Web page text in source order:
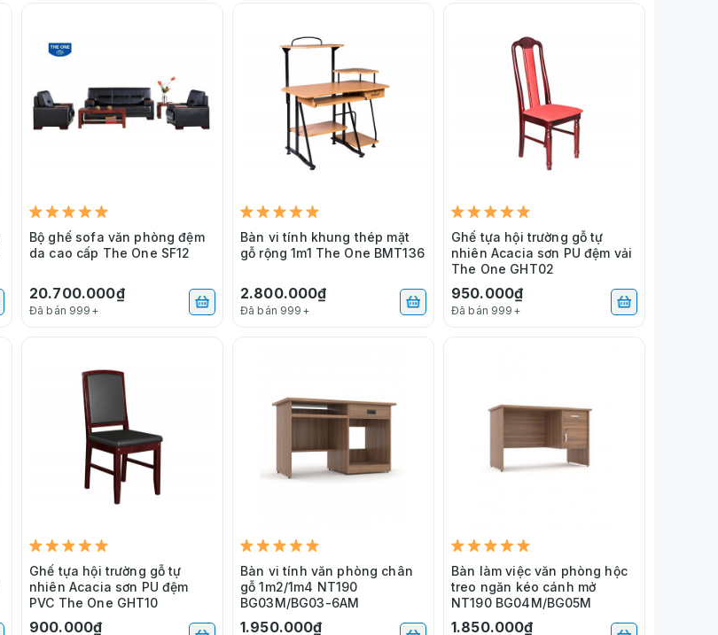
Bộ ghế sofa văn phòng đệm
da cao cấp The One SF12
20.700.000₫
Đã bán 999+
Bàn vi tính khung thép mặt
gỗ rộng 1m1 The One BMT136
2.800.000₫
Đã bán 999+
Ghế tựa hội trường gỗ tự
nhiên Acacia sơn PU đệm vải
The One GHT02
950.000₫
Đã bán 999+
Ghế tựa hội trường gỗ tự
nhiên Acacia sơn PU đệm
PVC The One GHT10
900.000₫
Bàn vi tính văn phòng chân
gỗ 1m2/1m4 NT190
BG03M/BG03-6AM
1.950.000₫
Bàn làm việc văn phòng hộc
treo ngăn kéo cánh mở
NT190 BG04M/BG05M
1.850.000₫